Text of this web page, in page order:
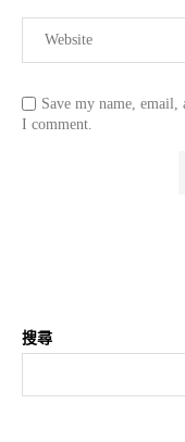
Save my name,
I comment.
搜尋